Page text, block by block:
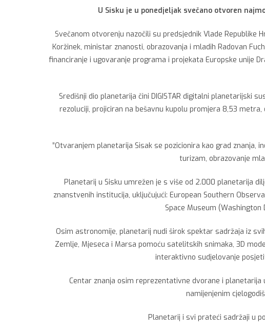
U Sisku je u ponedjeljak svečano otvoren
Svečanom otvorenju nazočili su predsjednik Vlade Republike
Koržinek, ministar znanosti, obrazovanja i mladih Radovan
financiranje i ugovaranje programa i projekata Europske unije
Središnji dio planetarija čini DIGISTAR digitalni planetarijski
rezoluciji, projiciran na bešavnu kupolu promjera 8,53
”Otvaranjem planetarija Sisak se pozicionira kao grad
turizam, obrazovanje
Planetarij u Sisku umrežen je s više od 2.000 planetarija
znanstvenih institucija, uključujući: European Southern
Space Museum (Washington
Osim astronomije, planetarij nudi širok spektar sadržaja iz
Zemlje, Mjeseca i Marsa pomoću satelitskih snimaka, 3D
interaktivno sudjelovanje
Centar znanja osim reprezentativne dvorane i
namijenjenim
Planetarij i svi prateći sadržaji u